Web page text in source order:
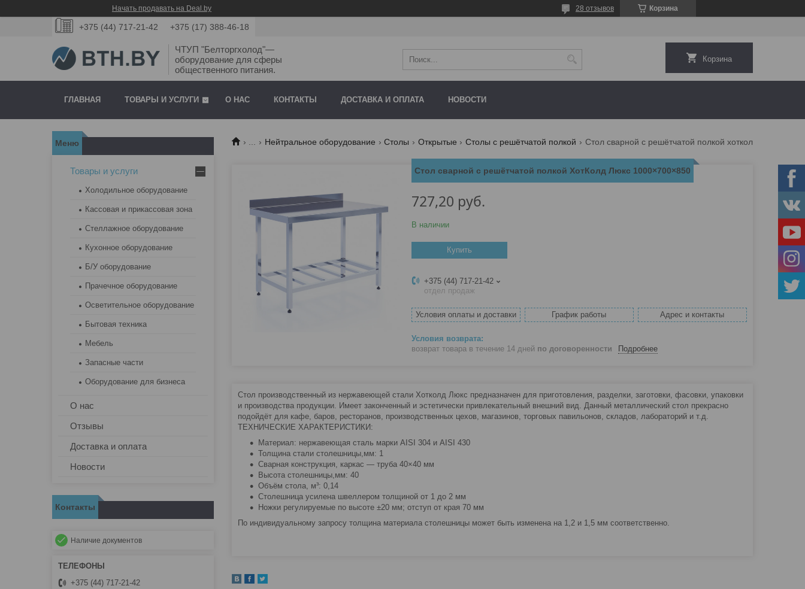
Начать продавать на Deal.by Корзина
28 отзывов
+375 (44) 717-21-42 +375 (17) 388-46-18
ЧТУП "Белторгхолод"—
оборудование для сферы
общественного питания.
Корзина
ГЛАВНАЯ ТОВАРЫ И УСЛУГИ О НАС КОНТАКТЫ ДОСТАВКА И ОПЛАТА НОВОСТИ
... Нейтральное оборудование Столы Открытые Столы с решётчатой полкой
Стол сварной с решётчатой полкой ХотКолд Люкс 1000×700×850
727,20 руб.
В наличии
Купить
+375 (44) 717-21-42
отдел продаж
Условия оплаты и доставки График работы Адрес и контакты
возврат товара в течение 14 дней по договоренности Подробнее
Стол производственный из нержавеющей стали Хотколд Люкс предназначен для приготовления, разделки, заготовки, фасовки, упаковки
и производства продукции. Имеет законченный и эстетически привлекательный внешний вид. Данный металлический стол прекрасно
подойдёт для кафе, баров, ресторанов, производственных цехов, магазинов, торговых павильонов, складов, лабораторий и т.д.
ТЕХНИЧЕСКИЕ ХАРАКТЕРИСТИКИ:
Материал: нержавеющая сталь марки AISI 304 и AISI 430
Толщина стали столешницы,мм: 1
Сварная конструкция, каркас — труба 40×40 мм
Высота столешницы,мм: 40
Объём стола, м³: 0,14
Столешница усилена швеллером толщиной от 1 до 2 мм
Ножки регулируемые по высоте ±20 мм; отступ от края 70 мм
По индивидуальному запросу толщина материала столешницы может быть изменена на 1,2 и 1,5 мм соответственно.
Товары и услуги
Холодильное оборудование
Кассовая и прикассовая зона
Стеллажное оборудование
Кухонное оборудование
Б/У оборудование
Прачечное оборудование
Осветительное оборудование
Бытовая техника
Мебель
Запасные части
Оборудование для бизнеса
О нас
Отзывы
Доставка и оплата
Новости
Контакты
Наличие документов
+375 (44) 717-21-42